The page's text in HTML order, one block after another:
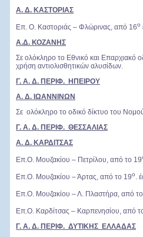
Α. Δ. ΚΑΣΤΟΡΙΑΣ
Επ. Ο. Καστοριάς – Φλώρινας, από 16ο
Α.Δ. ΚΟΖΑΝΗΣ
Σε ολόκληρο το Εθνικό και Επαρχιακό
χρήση αντιολισθητικών αλυσίδων.
Γ. Α. Δ. ΠΕΡΙΦ. ΗΠΕΙΡΟΥ
Α. Δ. ΙΩΑΝΝΙΝΩΝ
Σε ολόκληρο το οδικό δίκτυο του
Γ. Α. Δ. ΠΕΡΙΦ. ΘΕΣΣΑΛΙΑΣ
Α. Δ. ΚΑΡΔΙΤΣΑΣ
Επ.Ο. Μουζακίου – Πετρίλου, από το 19
Επ.Ο. Μουζακίου – Άρτας, από το 19ο.
Επ.Ο. Μουζακίου – Λ. Πλαστήρα, από
Επ.Ο. Καρδίτσας – Καρπενησίου, από
Γ. Α. Δ. ΠΕΡΙΦ. ΔΥΤΙΚΗΣ ΕΛΛΑΔΑΣ